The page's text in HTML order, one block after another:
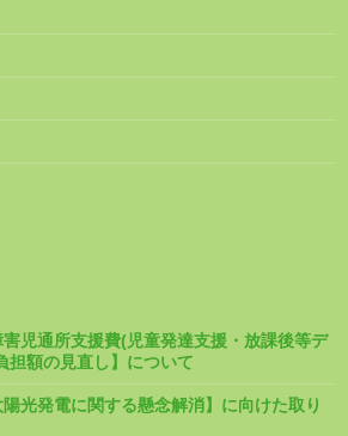
児通所支援費(児童発達支援・放課後等デ
担額の見直し】について
光発電に関する懸念解消】に向けた取り